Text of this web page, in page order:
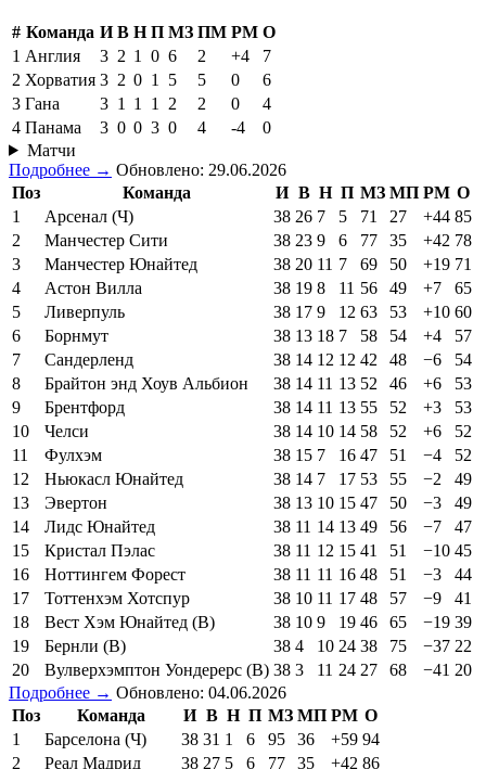
# Команда И В Н П МЗ ПМ РМ О
1 Англия 3 2 1 0 6 2 +4
7
2 Хорватия 3 2 0 1 5 5 0
6
3 Гана 3 1 1 1 2 2 0
4
4 Панама 3 0 0 3 0 4 -4
0
Матчи
Подробнее → Обновлено: 29.06.2026
Поз
Команда И В Н П МЗ МП РМ О
1
Арсенал (Ч) 38 26 7 5 71 27 +44 85
2
Манчестер Сити 38 23 9 6 77 35 +42 78
3
Манчестер Юнайтед 38 20 11 7 69 50 +19 71
4
Астон Вилла 38 19 8 11 56 49 +7
65
5
Ливерпуль 38 17 9 12 63 53 +10 60
6
Борнмут 38 13 18 7 58 54 +4
57
7
Сандерленд 38 14 12 12 42 48 −6
54
8
Брайтон энд Хоув Альбион 38 14 11 13 52 46 +6
53
9
Брентфорд 38 14 11 13 55 52 +3
53
10
Челси 38 14 10 14 58 52 +6
52
11
Фулхэм 38 15 7 16 47 51 −4
52
12
Ньюкасл Юнайтед 38 14 7 17 53 55 −2
49
13
Эвертон 38 13 10 15 47 50 −3
49
14
Лидс Юнайтед 38 11 14 13 49 56 −7
47
15
Кристал Пэлас 38 11 12 15 41 51 −10 45
16
Ноттингем Форест 38 11 11 16 48 51 −3
44
17
Тоттенхэм Хотспур 38 10 11 17 48 57 −9
41
18
Вест Хэм Юнайтед (В) 38 10 9 19 46 65 −19 39
19
Бернли (В) 38 4 10 24 38 75 −37 22
20
Вулверхэмптон Уондерерс (В) 38 3 11 24 27 68 −41 20
Подробнее → Обновлено: 04.06.2026
Поз
Команда И В Н П МЗ МП РМ О
1
Барселона (Ч) 38 31 1 6 95 36 +59 94
2
Реал Мадрид 38 27 5 6 77 35 +42 86